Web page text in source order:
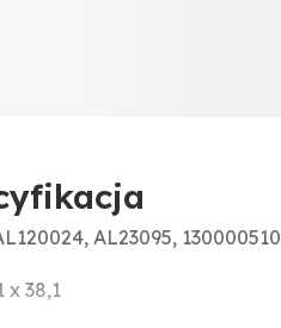
AL23095, 130000510
x 38,1